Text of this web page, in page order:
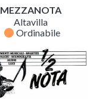
MEZZANOTA
Altavilla
fiber_manual_record Ordinabile